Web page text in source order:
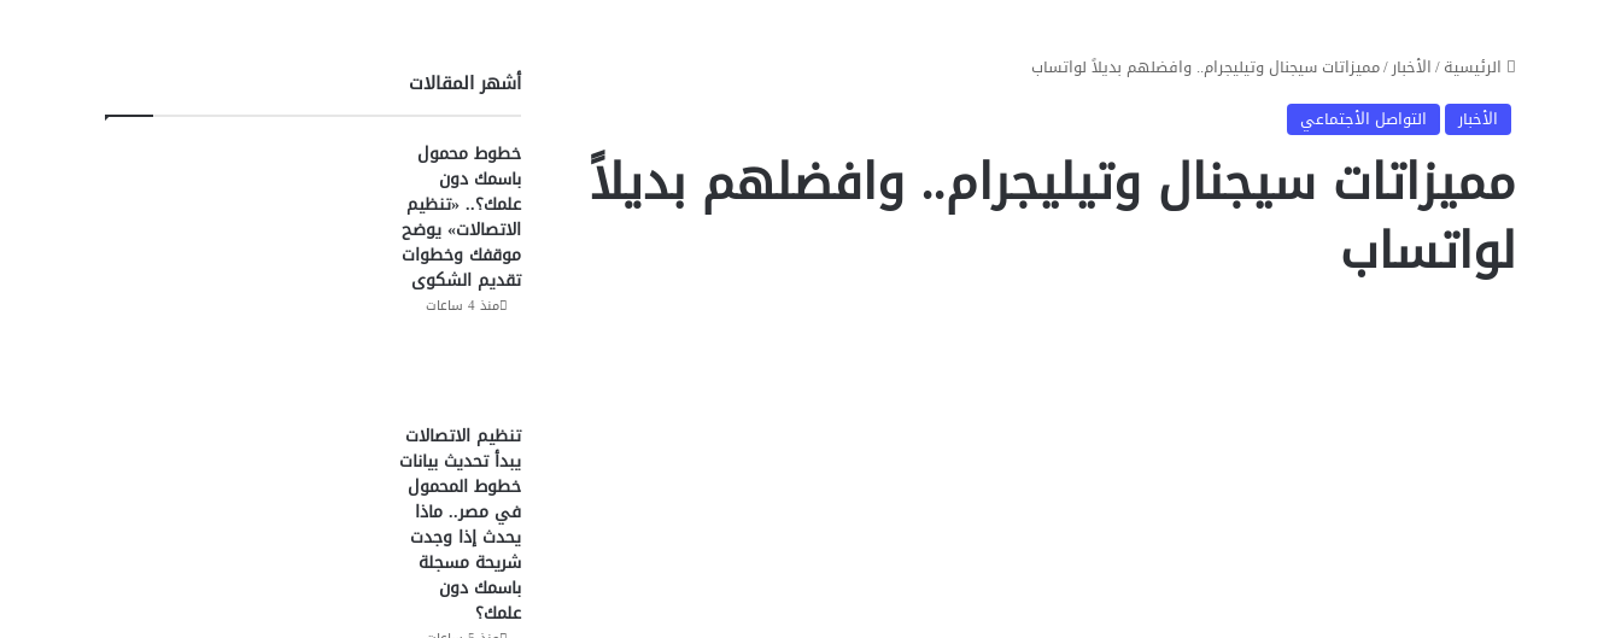
الرئيسية/الأخبار/مميزاتات سيجنال وتيليجرام.. وافضلهم بديلاً لواتساب
الأخبار
التواصل الأجتماعي
مميزاتات سيجنال وتيليجرام.. وافضلهم بديلاً
لواتساب
أشهر المقالات
خطوط محمول
باسمك دون
علمك؟.. «تنظيم
الاتصالات» يوضح
موقفك وخطوات
تقديم الشكوى
منذ 4 ساعات
تنظيم الاتصالات
يبدأ تحديث بيانات
خطوط المحمول
في مصر.. ماذا
يحدث إذا وجدت
شريحة مسجلة
باسمك دون
علمك؟